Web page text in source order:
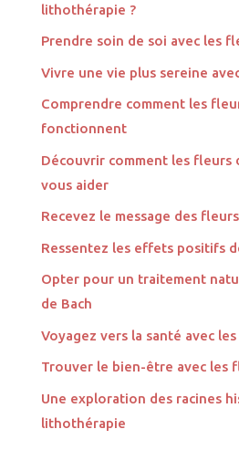
lithothérapie ?
Prendre soin de soi avec les
Vivre une vie plus sereine
Comprendre comment les
fonctionnent
Découvrir comment les fleurs
vous aider
Recevez le message des
Ressentez les effets positifs
Opter pour un traitement
de Bach
Voyagez vers la santé avec
Trouver le bien-être avec les
Une exploration des racines
lithothérapie